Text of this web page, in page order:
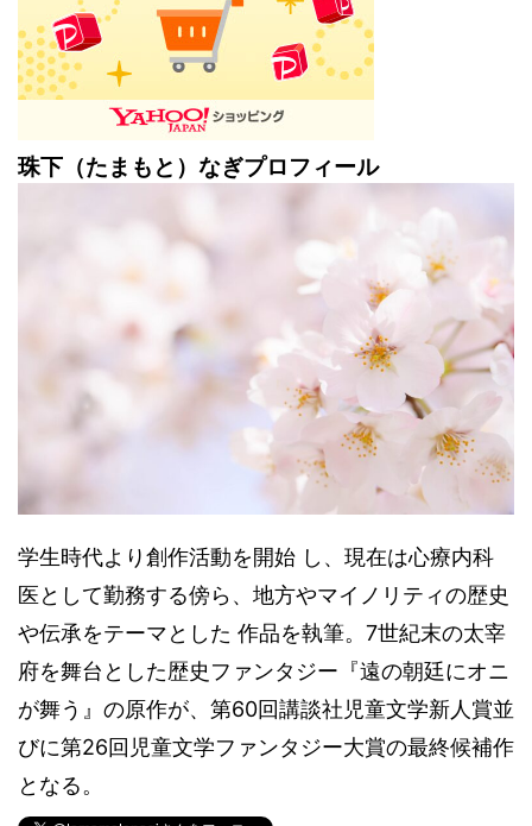
珠下（たまもと）なぎプロフィール
学生時代より創作活動を開始 し、現在は心療内科
医として勤務する傍ら、地方やマイノリティの歴史
や伝承をテーマとした 作品を執筆。7世紀末の太宰
府を舞台とした歴史ファンタジー『遠の朝廷にオニ
が舞う』の原作が、第60回講談社児童文学新人賞並
びに第26回児童文学ファンタジー大賞の最終候補作
となる。